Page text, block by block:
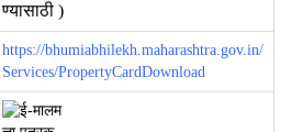
ण्यासाठी )
https://bhumiabhilekh.maharashtra.gov.in/
Services/PropertyCardDownload